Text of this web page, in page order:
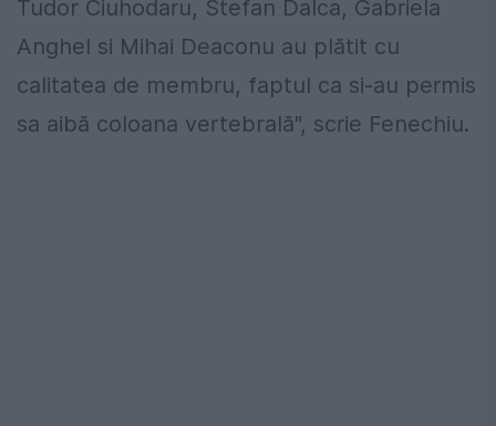
Tudor Ciuhodaru, Stefan Dalca, Gabriela
Anghel si Mihai Deaconu au plătit cu
calitatea de membru, faptul ca si-au permis
sa aibă coloana vertebrală", scrie Fenechiu.